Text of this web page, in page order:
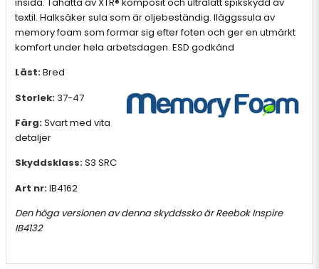
textil. Halksäker sula som är oljebeständig. Iläggssula av
memory foam som formar sig efter foten och ger en utmärkt
komfort under hela arbetsdagen. ESD godkänd
Läst:Bred
Storlek:37-47
Färg:Svart med vita
detaljer
Skyddsklass:S3 SRC
Art nr:IB4162
Den höga versionen av denna skyddssko ärReebok Inspire
IB4132